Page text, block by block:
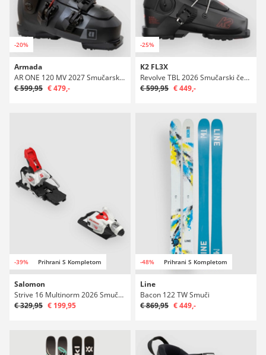
-20%
Armada
AR ONE 120 MV 2027 Smučarski čevlji
€ 599,95 € 479,-
-25%
K2 FL3X
Revolve TBL 2026 Smučarski čevlji
€ 599,95 € 449,-
-39% Prihrani S Kompletom
Salomon
Strive 16 Multinorm 2026 Smučarske vezi
€ 329,95 € 199,95
-48% Prihrani S Kompletom
Line
Bacon 122 TW Smuči
€ 869,95 € 449,-